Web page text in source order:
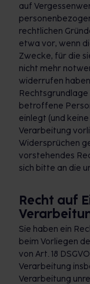
auf
rechtlichen
etwa vor, wenn
Zwecke, für die
nicht mehr
widerrufen
betroffene
einlegt (und
Verarbeitung
Widersprüchen
vorstehendes
sich bitte an die
Recht auf
Sie haben ein
beim Vorliegen
von Art. 18
Verarbeitung
Verarbeitung